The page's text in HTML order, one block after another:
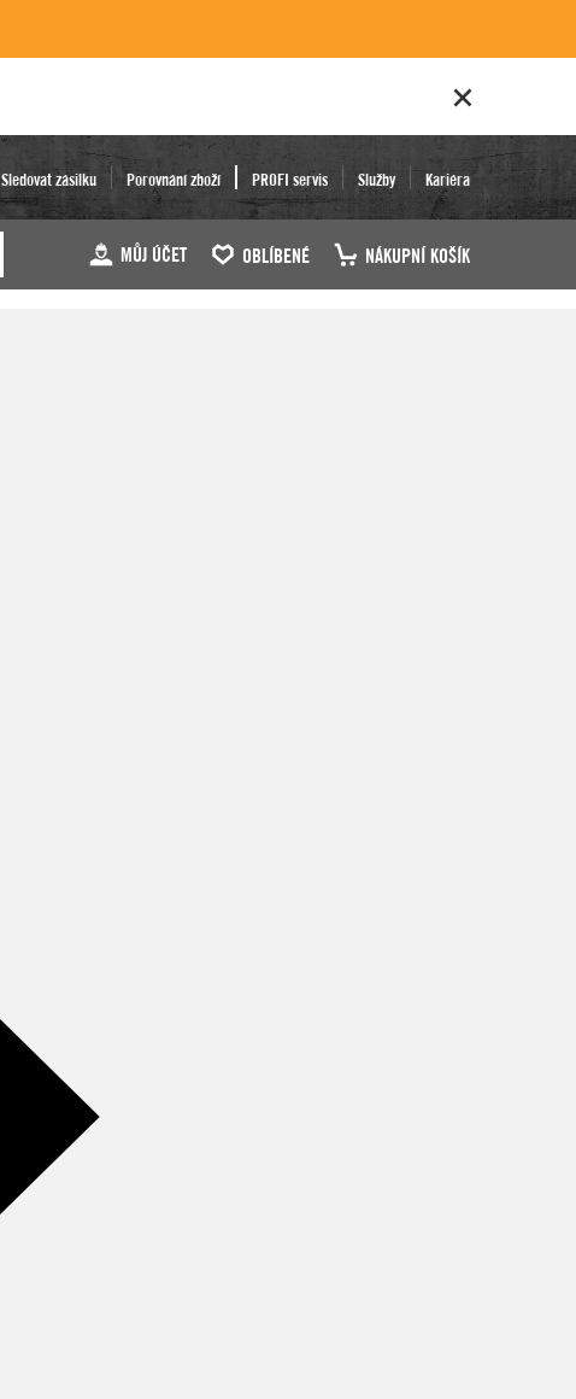
Sledovat zásilku Porovnání zboží PROFI servis Služby Kariéra
MŮJ ÚČET OBLÍBENÉ NÁKUPNÍ KOŠÍK